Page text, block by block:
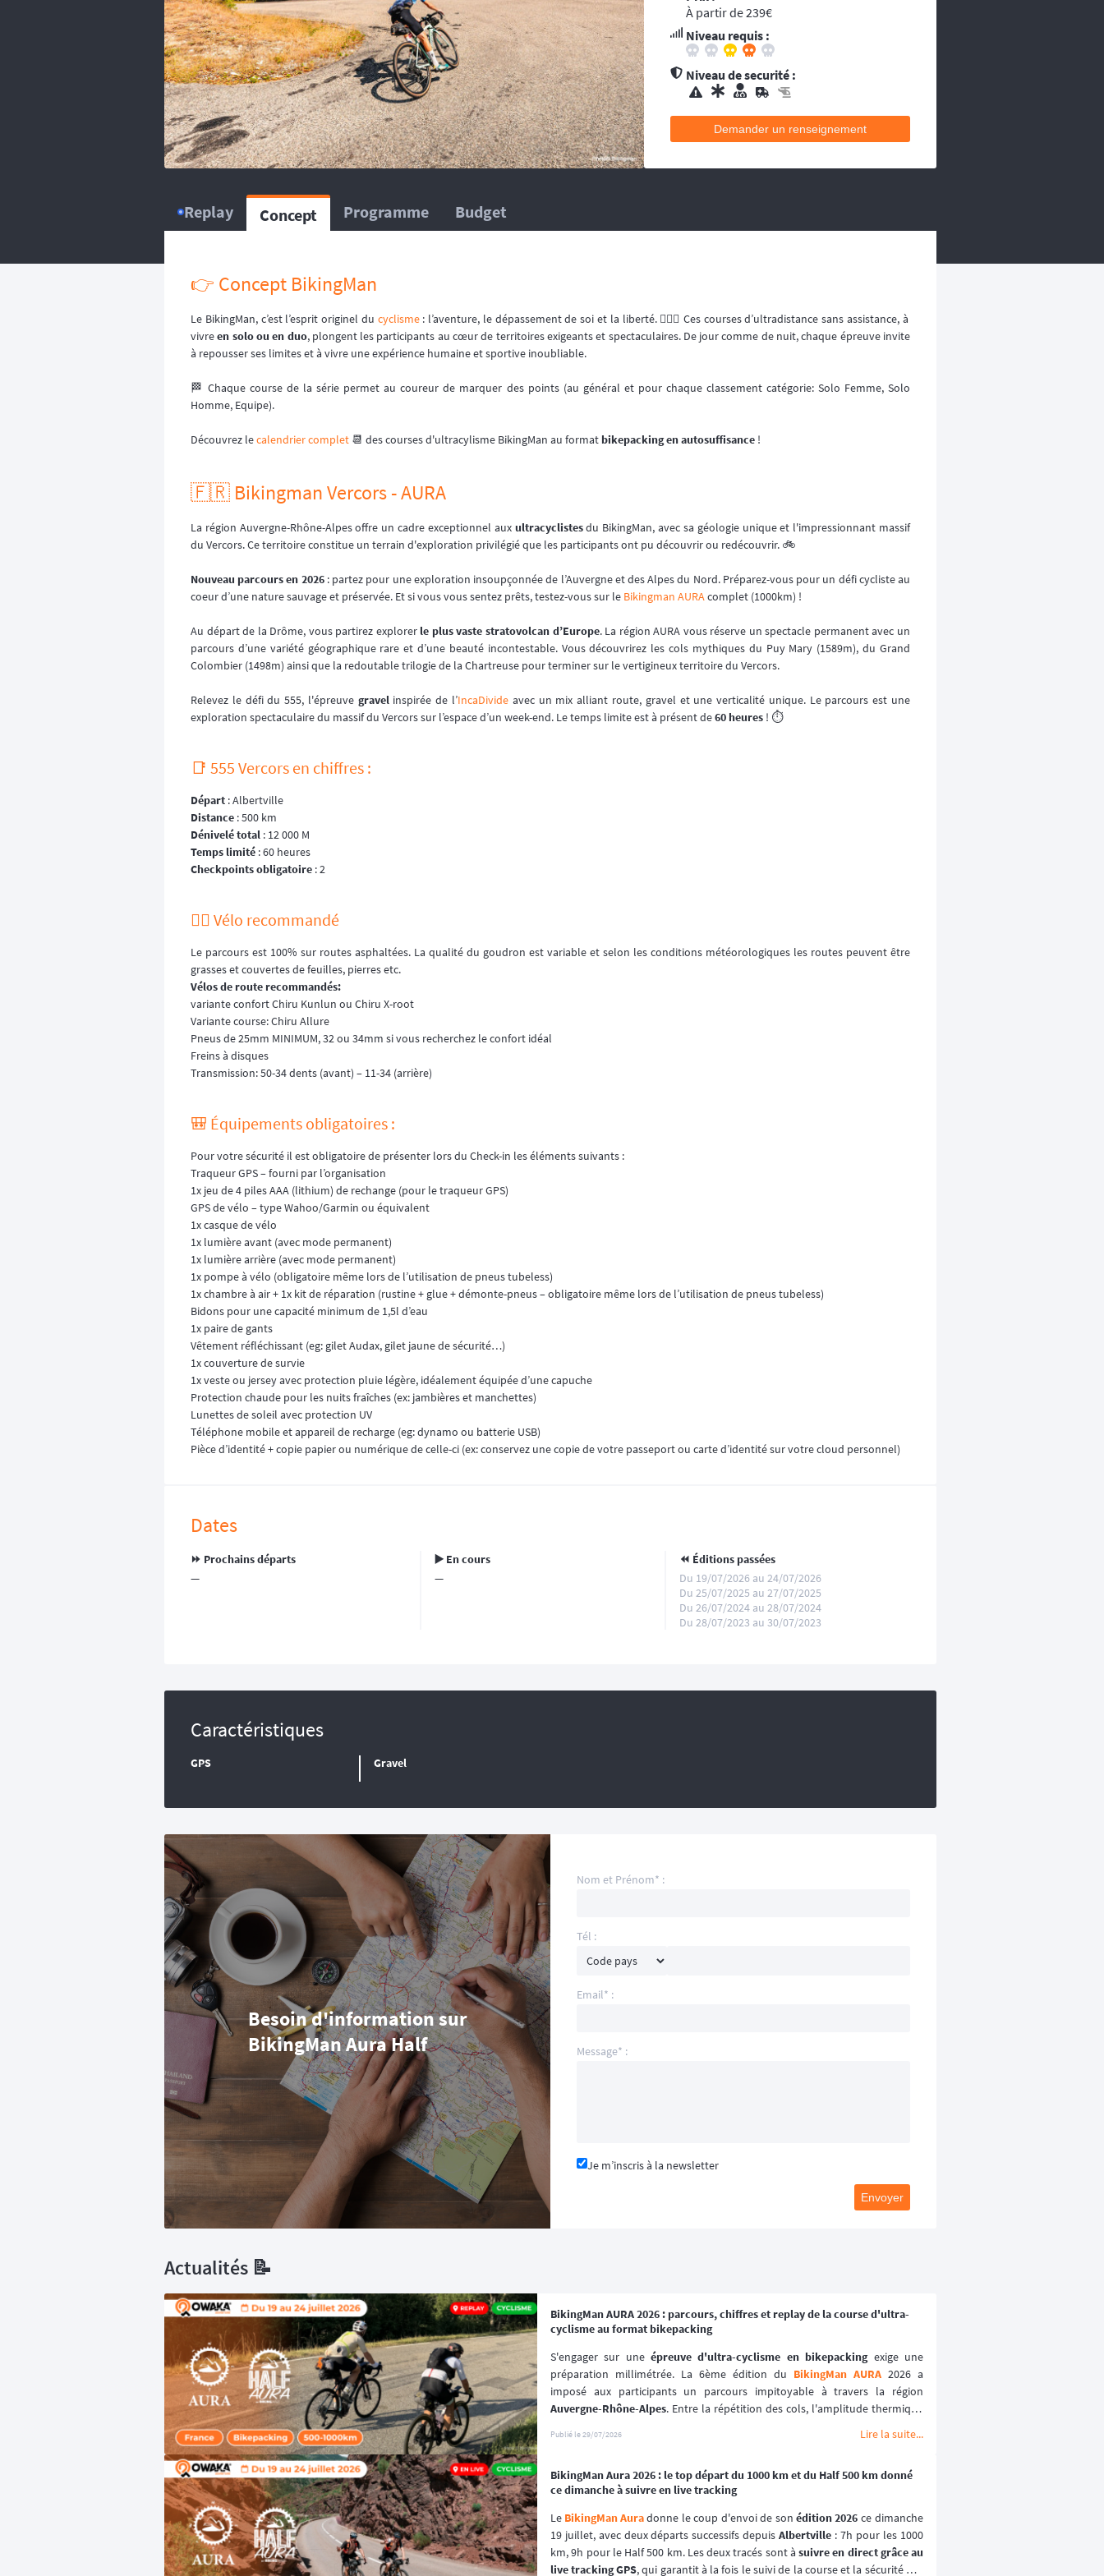
À partir de 239€
Niveau requis :
Niveau de securité :
L’organisation dispose d’au moins une ambulance et/ou véhicule médicalisé à poste ainsi que des médecins et équipes médicales qui se
répartissent sur le circuit, ou suivent la progression de la course.
L’organisation dispose d’hélicoptère(s), d’ambulance, d’équipes médicales à poste ainsi que des médecins et équipes médicales qui se
répartissent sur le circuit, ou suivent la progression de la course.
Demander un renseignement
Replay Concept Programme Budget
👉 Concept BikingMan
Le BikingMan, c’est l’esprit originel du cyclisme: l’aventure, le dépassement de soi et la liberté. 🚴🏼‍♂️ Ces courses d’ultradistance sans assistance, à
vivreen solo ou en duo, plongent les participants au cœur de territoires exigeants et spectaculaires. De jour comme de nuit, chaque épreuve invite
à repousser ses limites et à vivre une expérience humaine et sportive inoubliable.
🏁 Chaque course de la série permet au coureur de marquer des points (au général et pour chaque classement catégorie: Solo Femme, Solo
Homme, Equipe).
Découvrez lecalendrier complet 📆 des courses d'ultracylisme BikingMan au format bikepacking en autosuffisance !
🇫🇷 Bikingman Vercors - AURA
La région Auvergne-Rhône-Alpes offre un cadre exceptionnel aux ultracyclistesdu BikingMan, avec sa géologie unique et l'impressionnant massif
du Vercors. Ce territoire constitue un terrain d'exploration privilégié que les participants ont pu découvrir ou redécouvrir. 🚲
Nouveau parcours en 2026: partez pour une exploration insoupçonnée de l’Auvergne et des Alpes du Nord. Préparez-vous pour un défi cycliste au
coeur d’une nature sauvage et préservée. Et si vous vous sentez prêts, testez-vous sur le Bikingman AURAcomplet (1000km) !
Au départ de la Drôme, vous partirez explorer le plus vaste stratovolcan d’Europe. La région AURA vous réserve un spectacle permanent avec un
parcours d’une variété géographique rare et d’une beauté incontestable. Vous découvrirez les cols mythiques du Puy Mary (1589m), du Grand
Colombier (1498m) ainsi que la redoutable trilogie de la Chartreuse pour terminer sur le vertigineux territoire du Vercors.
Relevez le défi du 555, l'épreuve gravelinspirée de l’IncaDivide avec un mix alliant route, gravel et une verticalité unique. Le parcours est une
exploration spectaculaire du massif du Vercors sur l’espace d’un week-end. Le temps limite est à présent de60 heures ! ⏱️
📑 555 Vercors en chiffres :
Départ : Albertville
Distance : 500 km
Dénivelé total : 12 000 M
Temps limité : 60 heures
Checkpoints obligatoire : 2
🚵‍♂️ Vélo recommandé
Le parcours est 100% sur routes asphaltées. La qualité du goudron est variable et selon les conditions météorologiques les routes peuvent être
grasses et couvertes de feuilles, pierres etc.
Vélos de route recommandés:
variante confort Chiru Kunlun ou Chiru X-root
Variante course: Chiru Allure
Pneus de 25mm MINIMUM, 32 ou 34mm si vous recherchez le confort idéal
Freins à disques
Transmission: 50-34 dents (avant) – 11-34 (arrière)
🎒 Équipements obligatoires :
Pour votre sécurité il est obligatoire de présenter lors du Check-in les éléments suivants :
Traqueur GPS – fourni par l’organisation
1x jeu de 4 piles AAA (lithium) de rechange (pour le traqueur GPS)
GPS de vélo – type Wahoo/Garmin ou équivalent
1x casque de vélo
1x lumière avant (avec mode permanent)
1x lumière arrière (avec mode permanent)
1x pompe à vélo (obligatoire même lors de l’utilisation de pneus tubeless)
1x chambre à air + 1x kit de réparation (rustine + glue + démonte-pneus – obligatoire même lors de l’utilisation de pneus tubeless)
Bidons pour une capacité minimum de 1,5l d’eau
1x paire de gants
Vêtement réfléchissant (eg: gilet Audax, gilet jaune de sécurité…)
1x couverture de survie
1x veste ou jersey avec protection pluie légère, idéalement équipée d’une capuche
Protection chaude pour les nuits fraîches (ex: jambières et manchettes)
Lunettes de soleil avec protection UV
Téléphone mobile et appareil de recharge (eg: dynamo ou batterie USB)
Pièce d’identité + copie papier ou numérique de celle-ci (ex: conservez une copie de votre passeport ou carte d’identité sur votre cloud personnel)
Dates
⏩️ Prochains départs
—
▶️ En cours
—
⏪️ Éditions passées
Du 19/07/2026 au 24/07/2026
Du 25/07/2025 au 27/07/2025
Du 26/07/2024 au 28/07/2024
Du 28/07/2023 au 30/07/2023
Caractéristiques
GPS Gravel
Besoin d'information sur
BikingMan Aura Half
Nom et Prénom* :
Tél :
Email* :
Message* :
Je m’inscris à la newsletter
Envoyer
Actualités 📝
BikingMan AURA 2026 : parcours, chiffres et replay de la course d'ultra-
cyclisme au format bikepacking
S'engager sur une épreuve d'ultra-cyclisme en bikepacking exige une
préparation millimétrée. La 6ème édition du BikingMan AURA 2026 a
Auvergne-Rhône-Alpes. Entre la répétition des cols, l'amplitude thermique
preuve d'une gestion de l'effort chirurgicale.
Sans assistance extérieure, chaque erreur d'alimentation ou de navigation
se paie cash. Cet article décrypte les données réelles de l'épreuve, les
statistiques d'abandon et vous permet de revivre la progression du peloton
grâce au replay de notre système de live tracking
Publié le29/07/2026 Lire la suite...
BikingMan Aura 2026 : le top départ du 1000 km et du Half 500 km donné
ce dimanche à suivre en live tracking
Le BikingMan Aura donne le coup d'envoi de son édition 2026 ce dimanche
19 juillet, avec deux départs successifs depuis Albertville : 7h pour les 1000
km, 9h pour le Half 500 km. Les deux tracés sont à suivre en direct grâce au
live tracking GPS, qui garantit à la fois le suivi de la course et la sécurité des